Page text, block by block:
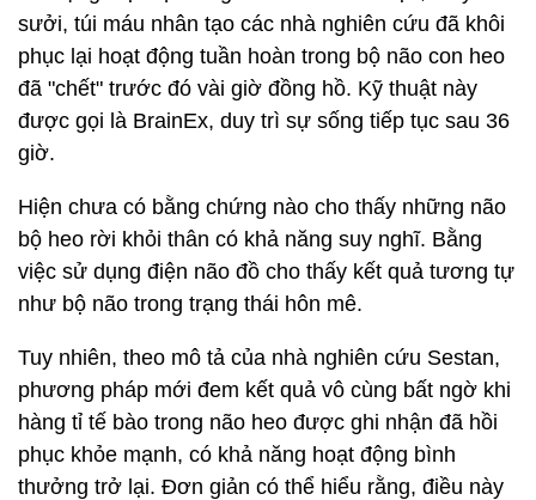
sưởi, túi máu nhân tạo các nhà nghiên cứu đã khôi
phục lại hoạt động tuần hoàn trong bộ não con heo
đã "chết" trước đó vài giờ đồng hồ. Kỹ thuật này
được gọi là BrainEx, duy trì sự sống tiếp tục sau 36
giờ.
Hiện chưa có bằng chứng nào cho thấy những não
bộ heo rời khỏi thân có khả năng suy nghĩ. Bằng
việc sử dụng điện não đồ cho thấy kết quả tương tự
như bộ não trong trạng thái hôn mê.
Tuy nhiên, theo mô tả của nhà nghiên cứu Sestan,
phương pháp mới đem kết quả vô cùng bất ngờ khi
hàng tỉ tế bào trong não heo được ghi nhận đã hồi
phục khỏe mạnh, có khả năng hoạt động bình
thưởng trở lại. Đơn giản có thể hiểu rằng, điều này